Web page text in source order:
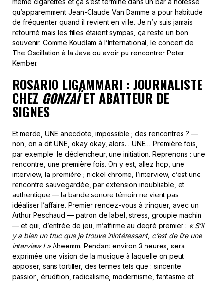
même cigarettes et ça s’est terminé dans un bar à hôtesse
qu’apparemment Jean-Claude Van Damme a pour habitude
de fréquenter quand il revient en ville. Je n’y suis jamais
retourné mais les filles étaient sympas, ça reste un bon
souvenir. Comme Koudlam à l’International, le concert de
The Oscillation à la Java ou avoir pu rencontrer Peter
Kember.
ROSARIO LIGAMMARI : JOURNALISTE
CHEZ GONZAÏET ABATTEUR DE
SIGNES
Et merde, UNE anecdote, impossible ; des rencontres ? —
non, on a dit UNE, okay okay, alors… UNE… Première fois,
par exemple, le déclencheur, une initiation. Reprenons : une
rencontre, une première fois. On y est, allez hop, une
interview, la première ; nickel chrome, l’interview, c’est une
rencontre sauvegardée, par extension inoubliable, et
authentique — la bande sonore témoin ne vient pas
idéaliser l’affaire. Premier rendez-vous à trinquer, avec un
Arthur Peschaud — patron de label, stress, groupie machin
— et qui, d’entrée de jeu, m’affirme au degré premier : « S’il
y a bien un truc que je trouve inintéressant, c’est de lire une
interview ! »Aheemm. Pendant environ 3 heures, sera
exprimée une vision de la musique à laquelle on peut
apposer, sans tortiller, des termes tels que : sincérité,
passion, érudition, radicalisme, modernisme, fantasme et